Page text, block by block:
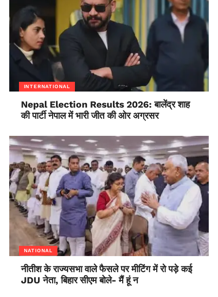
INTERNATIONAL
Nepal Election Results 2026: बालेंद्र शाह
की पार्टी नेपाल में भारी जीत की ओर अग्रसर
NATIONAL
नीतीश के राज्यसभा वाले फैसले पर मीटिंग में रो पड़े कई
JDU नेता, बिहार सीएम बोले- मैं हूं न